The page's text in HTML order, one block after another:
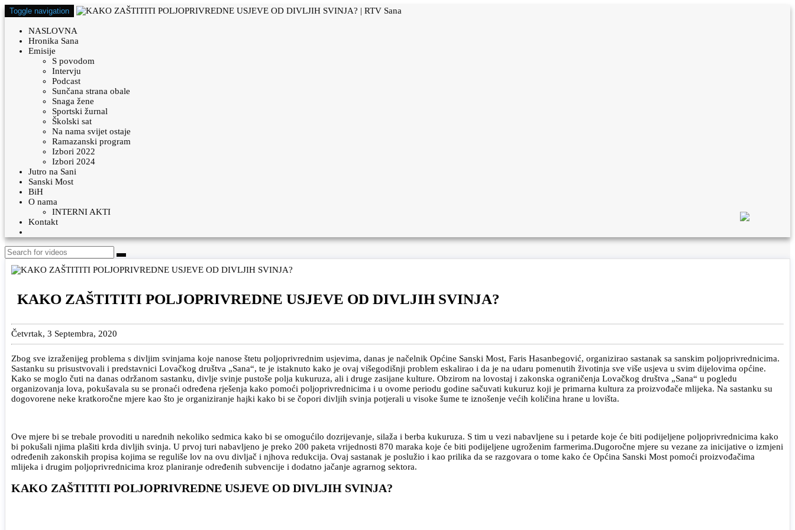
Toggle navigation
NASLOVNA
Hronika Sana
Emisije
S povodom
Intervju
Podcast
Sunčana strana obale
Snaga žene
Sportski žurnal
Školski sat
Na nama svijet ostaje
Ramazanski program
Izbori 2022
Izbori 2024
Jutro na Sani
Sanski Most
BiH
O nama
INTERNI AKTI
Kontakt
KAKO ZAŠTITITI POLJOPRIVREDNE USJEVE OD DIVLJIH SVINJA?
Četvrtak, 3 Septembra, 2020
Zbog sve izraženijeg problema s divljim svinjama koje nanose štetu poljoprivrednim usjevima, danas je načelnik Općine Sanski Most, Faris Hasanbegović, organizirao sastanak sa sanskim poljoprivrednicima.
Sastanku su prisustvovali i predstavnici Lovačkog društva „Sana“, te je istaknuto kako je ovaj višegodišnji problem eskalirao i da je na udaru pomenutih životinja sve više usjeva u svim dijelovima općine.
Kako se moglo čuti na danas održanom sastanku, divlje svinje pustoše polja kukuruza, ali i druge zasijane kulture. Obzirom na lovostaj i zakonska ograničenja Lovačkog društva „Sana“ u pogledu
organizovanja lova, pokušavala su se pronaći određena rješenja kako pomoći poljoprivrednicima i u ovome periodu godine sačuvati kukuruz koji je primarna kultura za proizvođače mlijeka. Na sastanku su
dogovorene neke kratkoročne mjere kao što je organiziranje hajki kako bi se čopori divljih svinja potjerali u visoke šume te iznošenje većih količina hrane u lovišta.
Ove mjere bi se trebale provoditi u narednih nekoliko sedmica kako bi se omogućilo dozrijevanje, silaža i berba kukuruza. S tim u vezi nabavljene su i petarde koje će biti podijeljene poljoprivrednicima kako
bi pokušali njima plašiti krda divljih svinja. U prvoj turi nabavljeno je preko 200 paketa vrijednosti 870 maraka koje će biti podijeljene ugroženim farmerima.Dugoročne mjere su vezane za inicijative o izmjeni
određenih zakonskih propisa kojima se reguliše lov na ovu divljač i njhova redukcija. Ovaj sastanak je poslužio i kao prilika da se razgovara o tome kako će Općina Sanski Most pomoći proizvođačima
mlijeka i drugim poljoprivrednicima kroz planiranje određenih subvencije i dodatno jačanje agrarnog sektora.
KAKO ZAŠTITITI POLJOPRIVREDNE USJEVE OD DIVLJIH SVINJA?